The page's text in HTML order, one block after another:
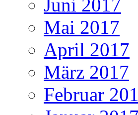
Juni 2017
Mai 2017
April 2017
März 2017
Februar